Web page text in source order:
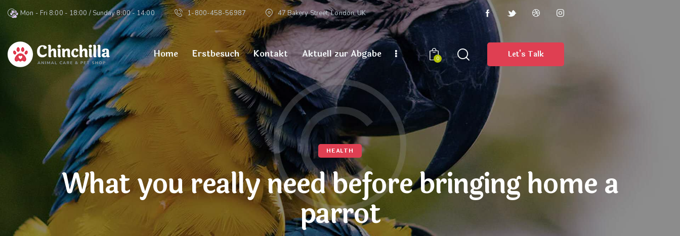
Mon - Fri 8:00 - 18:00 / Sunday 8:00 - 14:00 1-800-458-56987 47 Bakery Street, London, UK
Home Erstbesuch Kontakt Aktuell zur Abgabe 0 Let's Talk
HEALTH
What you really need before bringing home a
parrot